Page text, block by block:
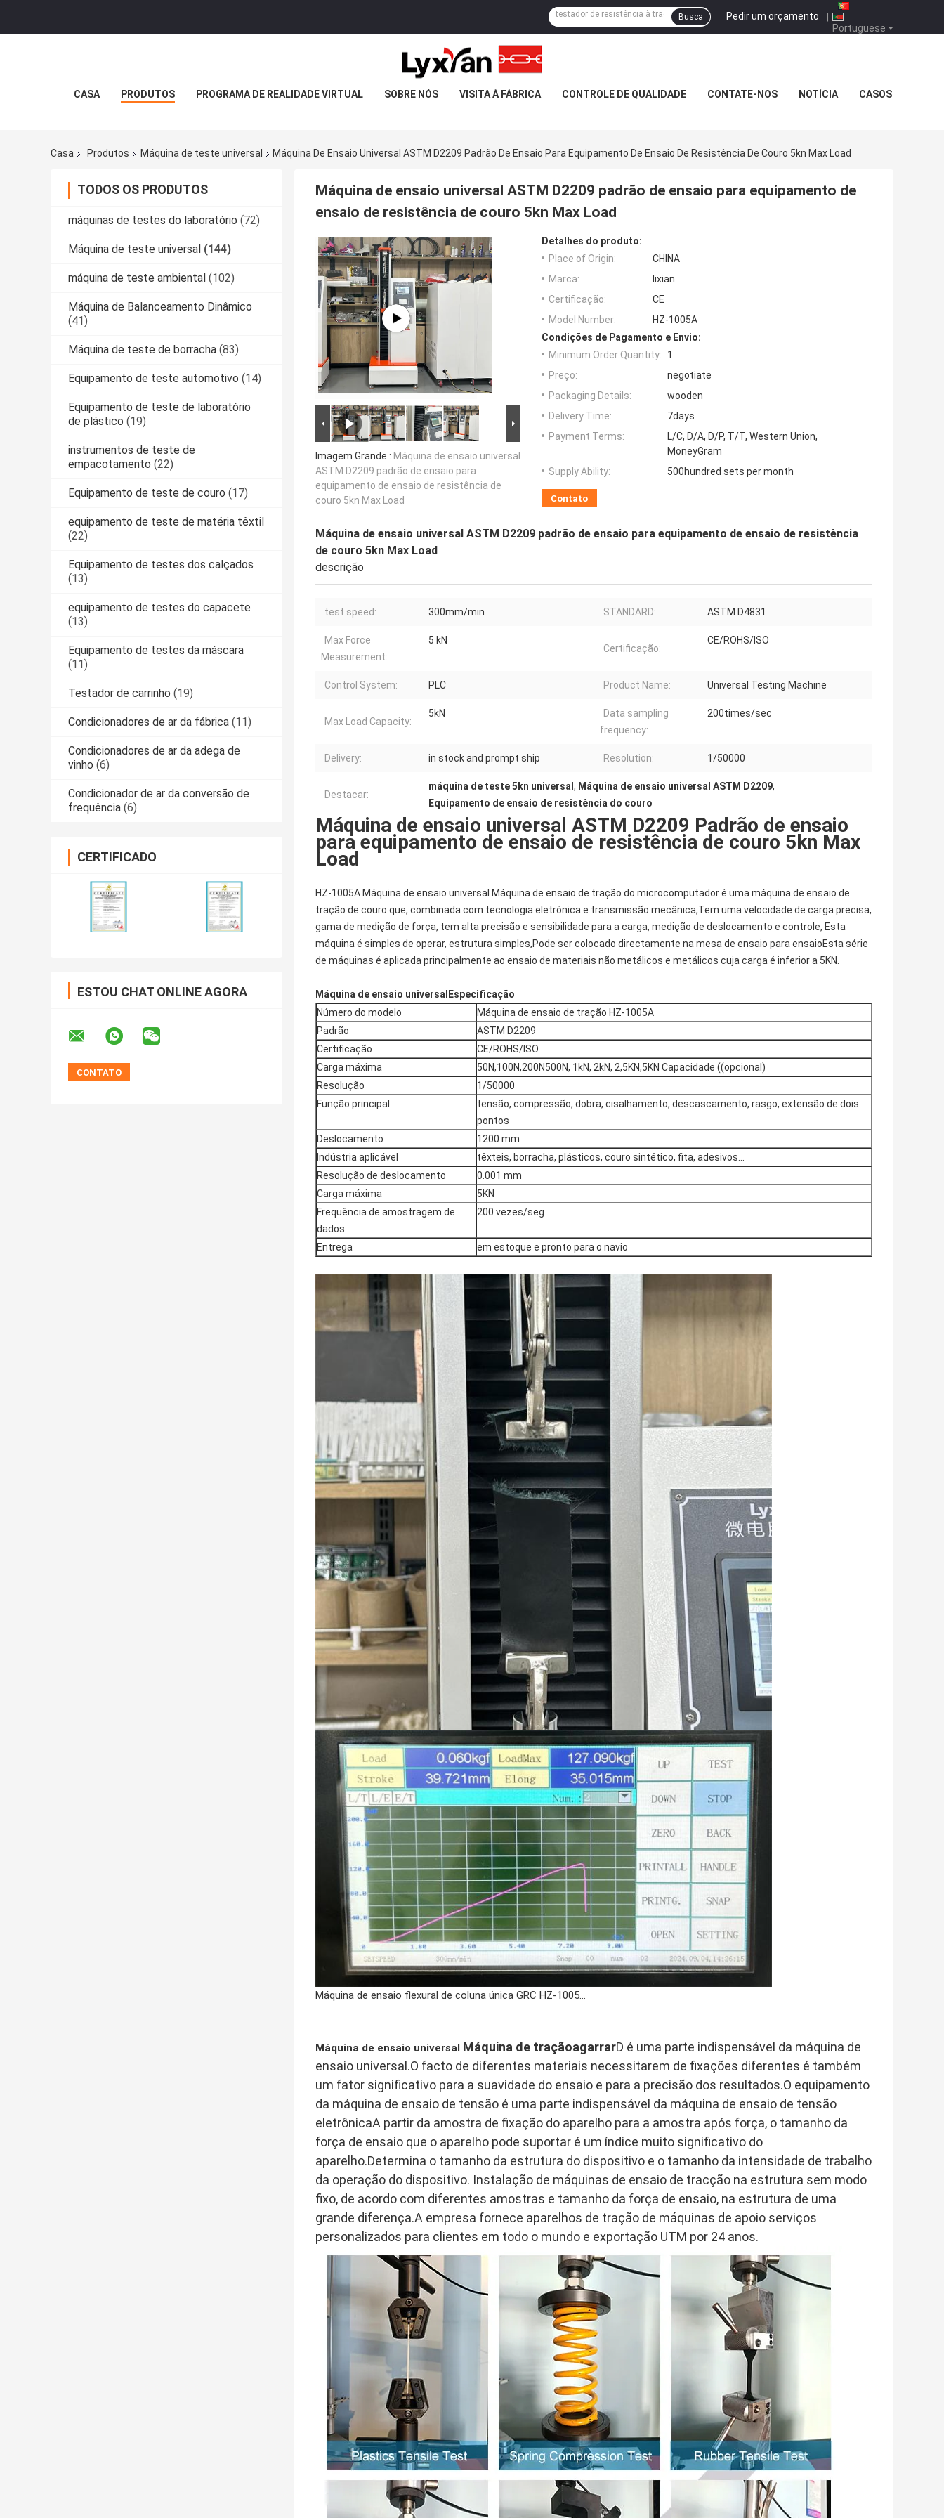
Portuguese
Pedir um orçamento |
Busca
CASA PRODUTOS PROGRAMA DE REALIDADE VIRTUAL SOBRE NÓS VISITA À FÁBRICA CONTROLE DE QUALIDADE CONTATE-NOS NOTÍCIA CASOS
Casa Produtos Máquina de teste universal Máquina De Ensaio Universal ASTM D2209 Padrão De Ensaio Para Equipamento De Ensaio De Resistência De Couro 5kn Max Load
TODOS OS PRODUTOS
máquinas de testes do laboratório (72)
Máquina de teste universal (144)
máquina de teste ambiental (102)
Máquina de Balanceamento Dinâmico
(41)
Máquina de teste de borracha (83)
Equipamento de teste automotivo (14)
Equipamento de teste de laboratório
de plástico (19)
instrumentos de teste de
empacotamento (22)
Equipamento de teste de couro (17)
equipamento de teste de matéria têxtil
(22)
Equipamento de testes dos calçados
(13)
equipamento de testes do capacete
(13)
Equipamento de testes da máscara
(11)
Testador de carrinho (19)
Condicionadores de ar da fábrica (11)
Condicionadores de ar da adega de
vinho (6)
Condicionador de ar da conversão de
frequência (6)
CERTIFICADO
ESTOU CHAT ONLINE AGORA
Máquina de ensaio universal ASTM D2209 padrão de ensaio para equipamento de
ensaio de resistência de couro 5kn Max Load
Imagem Grande : Máquina de ensaio universal
ASTM D2209 padrão de ensaio para
equipamento de ensaio de resistência de
couro 5kn Max Load
Detalhes do produto:
Place of Origin:
CHINA
Marca:
lixian
Certificação:
CE
Model Number:
HZ-1005A
Condições de Pagamento e Envio:
Minimum Order Quantity:
1
Preço:
negotiate
Packaging Details:
wooden
Delivery Time:
7days
Payment Terms:
L/C, D/A, D/P, T/T, Western Union,
MoneyGram
Supply Ability:
500hundred sets per month
Contato
Máquina de ensaio universal ASTM D2209 padrão de ensaio para equipamento de ensaio de resistência
de couro 5kn Max Load
descrição
test speed: 300mm/min STANDARD: ASTM D4831
Max Force
Measurement:
5 kN
Certificação:
CE/ROHS/ISO
Control System: PLC Product Name: Universal Testing Machine
Max Load Capacity:
5kN
Data sampling
frequency:
200times/sec
Delivery: in stock and prompt ship Resolution: 1/50000
Destacar:
máquina de teste 5kn universal , Máquina de ensaio universal ASTM D2209,
Equipamento de ensaio de resistência do couro
Máquina de ensaio universal ASTM D2209 Padrão de ensaio
para equipamento de ensaio de resistência de couro 5kn Max
Load
HZ-1005A Máquina de ensaio universal Máquina de ensaio de tração do microcomputador é uma máquina de ensaio de
tração de couro que, combinada com tecnologia eletrônica e transmissão mecânica,Tem uma velocidade de carga precisa,
gama de medição de força, tem alta precisão e sensibilidade para a carga, medição de deslocamento e controle, Esta
máquina é simples de operar, estrutura simples,Pode ser colocado directamente na mesa de ensaio para ensaioEsta série
de máquinas é aplicada principalmente ao ensaio de materiais não metálicos e metálicos cuja carga é inferior a 5KN.
Máquina de ensaio universalEspecificação
Número do modelo
Máquina de ensaio de tração HZ-1005A
Padrão
ASTM D2209
Certificação
CE/ROHS/ISO
Carga máxima
50N,100N,200N500N, 1kN, 2kN, 2,5KN,5KN Capacidade ((opcional)
Resolução
1/50000
Função principal
tensão, compressão, dobra, cisalhamento, descascamento, rasgo, extensão de dois
pontos
Deslocamento
1200 mm
Indústria aplicável
têxteis, borracha, plásticos, couro sintético, fita, adesivos...
Resolução de deslocamento
0.001 mm
Carga máxima
5KN
Frequência de amostragem de
dados
200 vezes/seg
Entrega em estoque e pronto para o navio
Máquina de ensaio flexural de coluna única GRC HZ-1005...
Máquina de ensaio universal Máquina de traçãoagarrarD é uma parte indispensável da máquina de
ensaio universal.O facto de diferentes materiais necessitarem de fixações diferentes é também
um fator significativo para a suavidade do ensaio e para a precisão dos resultados.O equipamento
da máquina de ensaio de tensão é uma parte indispensável da máquina de ensaio de tensão
eletrônicaA partir da amostra de fixação do aparelho para a amostra após força, o tamanho da
força de ensaio que o aparelho pode suportar é um índice muito significativo do
aparelho.Determina o tamanho da estrutura do dispositivo e o tamanho da intensidade de trabalho
da operação do dispositivo. Instalação de máquinas de ensaio de tracção na estrutura sem modo
fixo, de acordo com diferentes amostras e tamanho da força de ensaio, na estrutura de uma
grande diferença.A empresa fornece aparelhos de tração de máquinas de apoio serviços
personalizados para clientes em todo o mundo e exportação UTM por 24 anos.